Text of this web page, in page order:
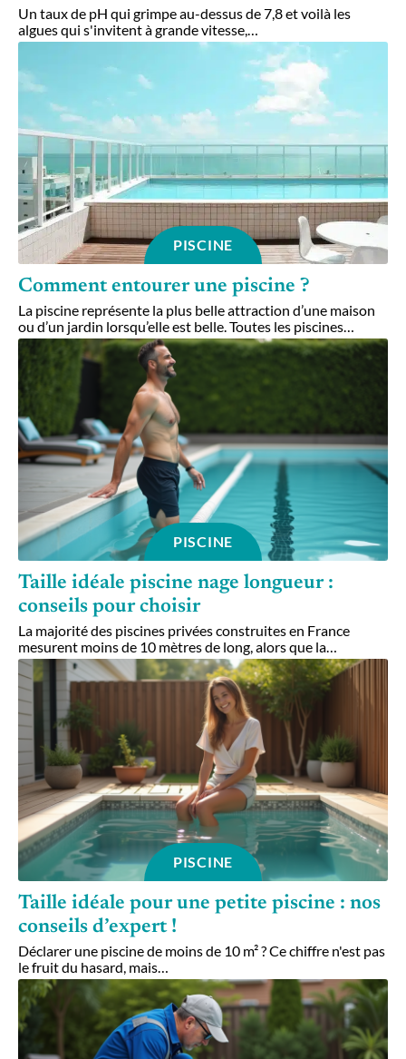
Un taux de pH qui grimpe au-dessus de 7,8 et voilà les
algues qui s'invitent à grande vitesse,…
PISCINE
Comment entourer une piscine ?
La piscine représente la plus belle attraction d’une maison
ou d’un jardin lorsqu’elle est belle. Toutes les piscines…
PISCINE
Taille idéale piscine nage longueur :
conseils pour choisir
La majorité des piscines privées construites en France
mesurent moins de 10 mètres de long, alors que la
PISCINE
Taille idéale pour une petite piscine : nos
conseils d’expert !
Déclarer une piscine de moins de 10 m² ? Ce chiffre n'est pas
le fruit du hasard, mais